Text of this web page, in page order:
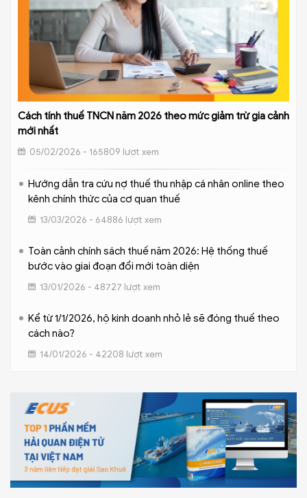
Cách tính thuế TNCN năm 2026 theo mức giảm trừ gia cảnh
mới nhất
05/02/2026 - 165809 lượt xem
Hướng dẫn tra cứu nợ thuế thu nhập cá nhân online theo
kênh chính thức của cơ quan thuế
13/03/2026 - 64886 lượt xem
Toàn cảnh chính sách thuế năm 2026: Hệ thống thuế
bước vào giai đoạn đổi mới toàn diện
13/01/2026 - 48727 lượt xem
Kể từ 1/1/2026, hộ kinh doanh nhỏ lẻ sẽ đóng thuế theo
cách nào?
14/01/2026 - 42208 lượt xem